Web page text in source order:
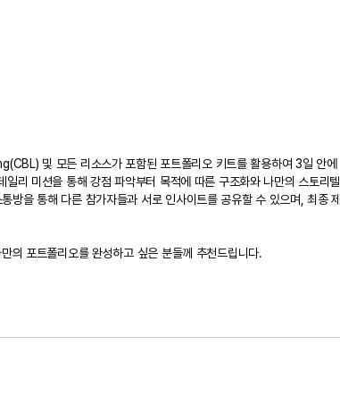
및 모든 리소스가 포함된 포트폴리오 키트를 활용하여 3일 안에
리 미션을 통해 강점 파악부터 목적에 따른 구조화와 나만의 스토리텔
방을 통해 다른 참가자들과 서로 인사이트를 공유할 수 있으며, 최종 제
의 포트폴리오를 완성하고 싶은 분들께 추천드립니다.